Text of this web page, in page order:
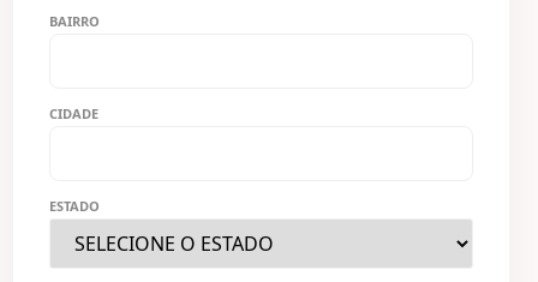
BAIRRO
CIDADE
ESTADO